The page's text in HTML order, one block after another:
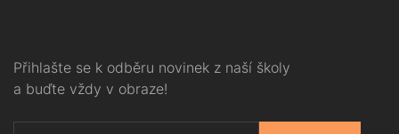
Přihlašte se k odběru novinek z naší školy
a buďte vždy v obraze!